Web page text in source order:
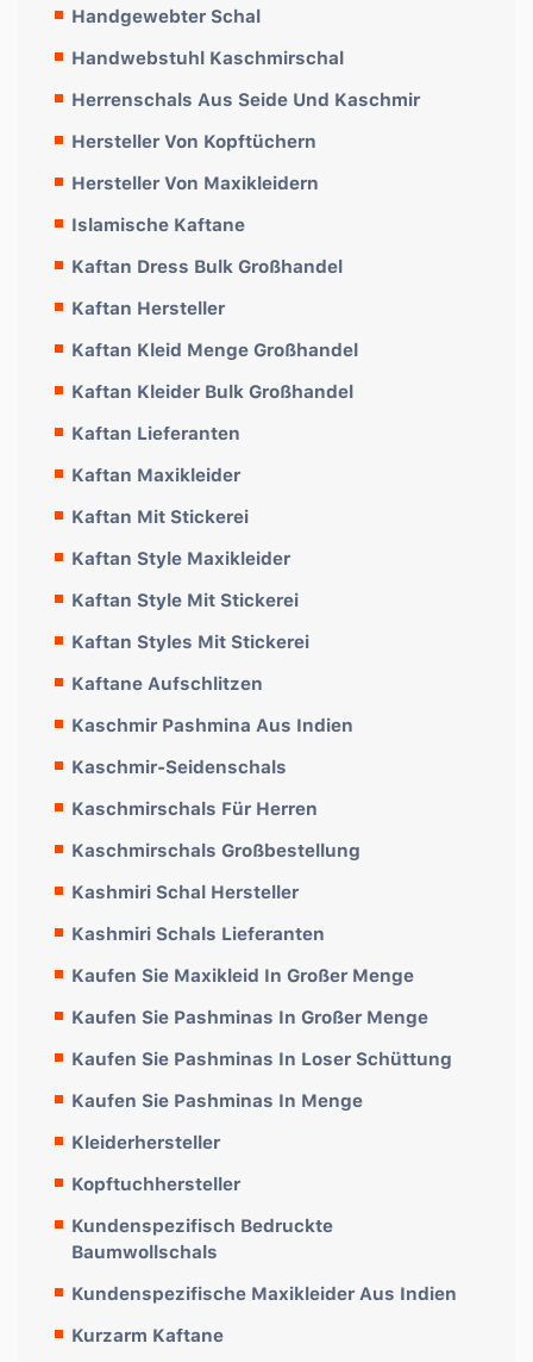
Handgewebter Schal
Handwebstuhl Kaschmirschal
Herrenschals Aus Seide Und Kaschmir
Hersteller Von Kopftüchern
Hersteller Von Maxikleidern
Islamische Kaftane
Kaftan Dress Bulk Großhandel
Kaftan Hersteller
Kaftan Kleid Menge Großhandel
Kaftan Kleider Bulk Großhandel
Kaftan Lieferanten
Kaftan Maxikleider
Kaftan Mit Stickerei
Kaftan Style Maxikleider
Kaftan Style Mit Stickerei
Kaftan Styles Mit Stickerei
Kaftane Aufschlitzen
Kaschmir Pashmina Aus Indien
Kaschmir-Seidenschals
Kaschmirschals Für Herren
Kaschmirschals Großbestellung
Kashmiri Schal Hersteller
Kashmiri Schals Lieferanten
Kaufen Sie Maxikleid In Großer Menge
Kaufen Sie Pashminas In Großer Menge
Kaufen Sie Pashminas In Loser Schüttung
Kaufen Sie Pashminas In Menge
Kleiderhersteller
Kopftuchhersteller
Kundenspezifisch Bedruckte
Baumwollschals
Kundenspezifische Maxikleider Aus Indien
Kurzarm Kaftane